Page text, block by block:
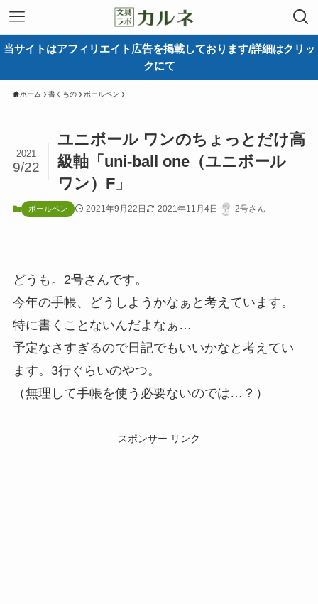
当サイトはアフィリエイト広告を掲載しております/詳細はクリッ
クにて
ホーム 書くもの ボールペン
ユニボール ワンのちょっとだけ高
級軸「uni-ball one（ユニボール
ワン）F」
2021
9/22
ボールペン 2021年9月22日 2021年11月4日 2号さん
どうも。2号さんです。
今年の手帳、どうしようかなぁと考えています。
特に書くことないんだよなぁ…
予定なさすぎるので日記でもいいかなと考えてい
ます。3行ぐらいのやつ。
（無理して手帳を使う必要ないのでは…？）
スポンサー リンク